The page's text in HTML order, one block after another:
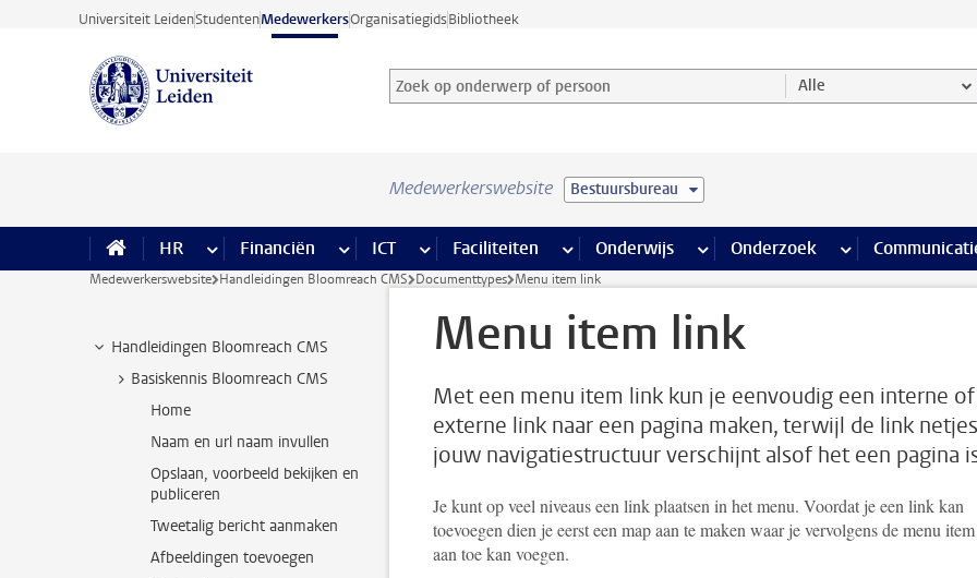
Ga direct naar de inhoud
Universiteit LeidenStudentenMedewerkersOrganisatiegidsBibliotheek
Zoek op onderwerp of persoon en selecteer categorie
Zoekterm Alle
Medewerkerswebsite Bestuursbureau
HR meer HR pagina’s
Financiën meer Financiën pagina’s
ICT meer ICT pagina’s
Faciliteiten meer Faciliteiten pagina’s
Onderwijs meer Onderwijs pagina’s
Onderzoek meer Onderzoek
Medewerkerswebsite Handleidingen Bloomreach CMS Documenttypes Menu item link
Handleidingen Bloomreach CMS
Basiskennis Bloomreach CMS
Home
Naam en url naam invullen
Opslaan, voorbeeld bekijken en
publiceren
Tweetalig bericht aanmaken
Afbeeldingen toevoegen
Menu item link
Met een menu item link kun je eenvoudig een interne of
externe link naar een pagina maken, terwijl de link
jouw navigatiestructuur verschijnt alsof het een pagina
Je kunt op veel niveaus een link plaatsen in het menu. Voordat je een link kan
toevoegen dien je eerst een map aan te maken waar je vervolgens de menu
aan toe kan voegen.